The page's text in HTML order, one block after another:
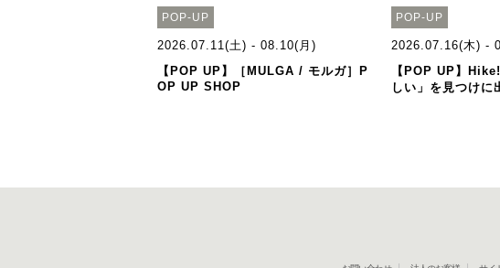
POP-UP
2026.07.11(土) - 08.10(月)
【POP UP】［MULGA / モルガ］P
OP UP SHOP
POP-UP
2026.07.16(木) -
【POP UP】
しい」を見つけに